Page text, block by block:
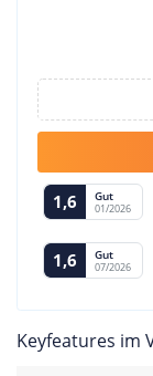
1,6 Gut
01/2026
1,6 Gut
07/2026
Keyfeatures im